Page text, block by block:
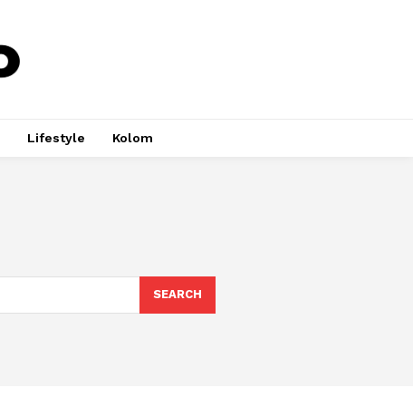
Lifestyle Kolom
SEARCH